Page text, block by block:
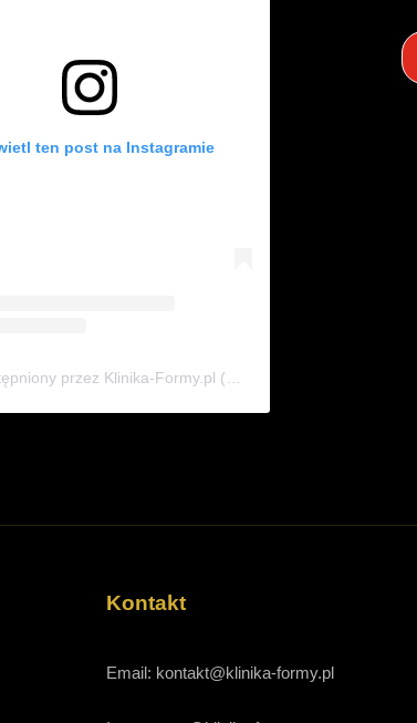
ten post na Instagramie
Post udostępniony przez Klinika-Formy.pl (@klinika_formy.pl)
Kontakt
Email: kontakt@klinika-formy.pl